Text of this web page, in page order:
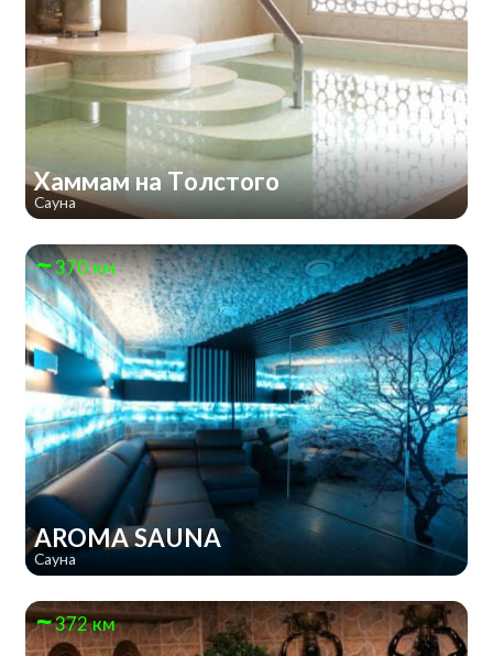
Хаммам на Толстого
Сауна
370 км
AROMA SAUNA
Сауна
372 км